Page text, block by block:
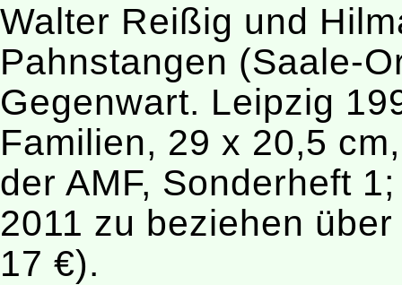
Walter Reißig und
Pahnstangen (Saale-
Gegenwart. Leipzig
Familien, 29 x 20,5
der AMF, Sonderheft
2011 zu beziehen
17 €).